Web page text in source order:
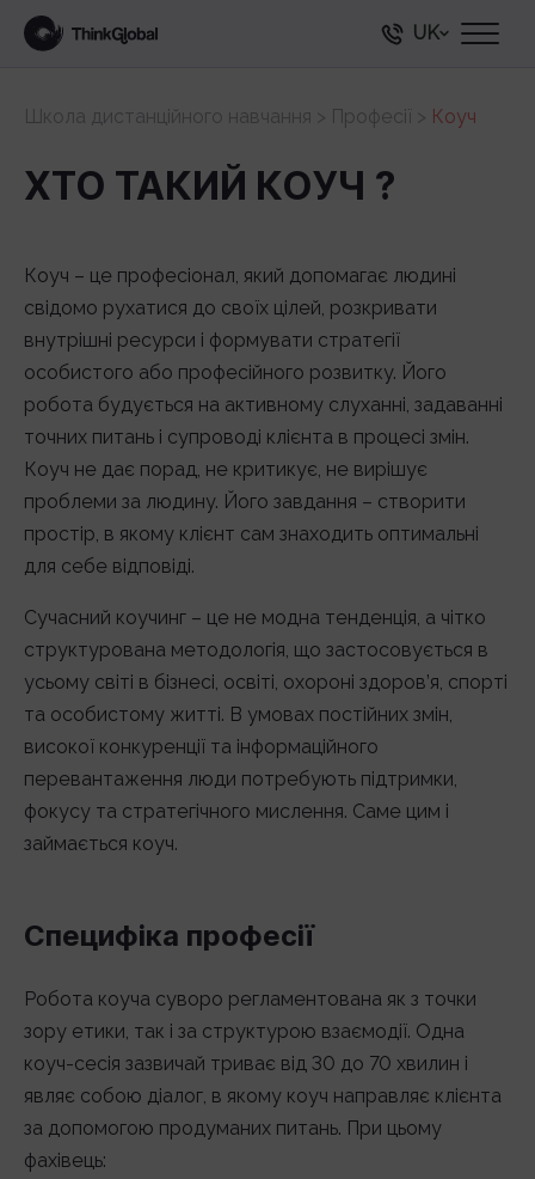
UK
Школа дистанційного навчання > Професії > Коуч
ХТО ТАКИЙ КОУЧ ?
Коуч – це професіонал, який допомагає людині
свідомо рухатися до своїх цілей, розкривати
внутрішні ресурси і формувати стратегії
особистого або професійного розвитку. Його
робота будується на активному слуханні, задаванні
точних питань і супроводі клієнта в процесі змін.
Коуч не дає порад, не критикує, не вирішує
проблеми за людину. Його завдання – створити
простір, в якому клієнт сам знаходить оптимальні
для себе відповіді.
Сучасний коучинг – це не модна тенденція, а чітко
структурована методологія, що застосовується в
усьому світі в бізнесі, освіті, охороні здоров’я, спорті
та особистому житті. В умовах постійних змін,
високої конкуренції та інформаційного
перевантаження люди потребують підтримки,
фокусу та стратегічного мислення. Саме цим і
займається коуч.
Специфіка професії
Робота коуча суворо регламентована як з точки
зору етики, так і за структурою взаємодії. Одна
коуч-сесія зазвичай триває від 30 до 70 хвилин і
являє собою діалог, в якому коуч направляє клієнта
за допомогою продуманих питань. При цьому
фахівець: